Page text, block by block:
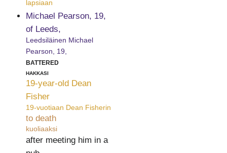
lapsiaan
Michael Pearson, 19,
of Leeds,
Leedsiläinen Michael
Pearson, 19,
battered
hakkasi
19-year-old Dean
Fisher
19-vuotiaan Dean Fisherin
to death
kuoliaaksi
after meeting him in a